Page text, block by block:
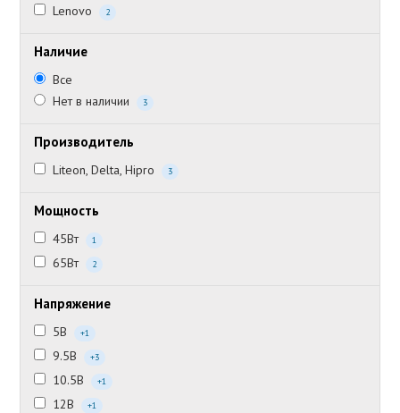
Lenovo 2
Наличие
Все
Нет в наличии
3
Производитель
Liteon, Delta, Hipro 3
Мощность
45Вт 1
65Вт 2
Напряжение
5В +1
9.5В +3
10.5В +1
12В +1